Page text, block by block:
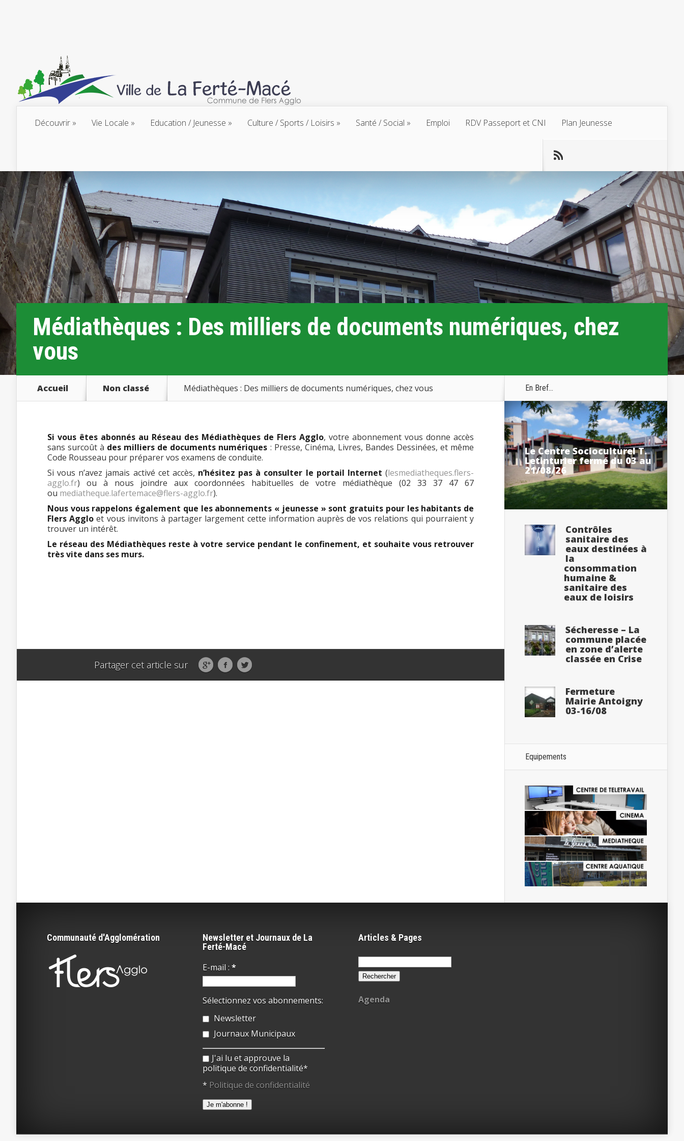
Découvrir Vie Locale Education / Jeunesse Culture / Sports / Loisirs Santé / Social Emploi RDV Passeport et CNI Plan Jeunesse
Médiathèques : Des milliers de documents numériques, chez
vous
Accueil Non classé Médiathèques : Des milliers de documents numériques, chez vous
Si vous êtes abonnés au Réseau des Médiathèques de Flers Agglo, votre abonnement vous donne accès
sans surcoût à des milliers de documents numériques : Presse, Cinéma, Livres, Bandes Dessinées, et même
Code Rousseau pour préparer vos examens de conduite.
Si vous n’avez jamais activé cet accès, n’hésitez pas à consulter le portail Internet (lesmediatheques.flers-
agglo.fr) ou à nous joindre aux coordonnées habituelles de votre médiathèque (02 33 37 47 67
ou mediatheque.lafertemace@flers-agglo.fr).
Nous vous rappelons également que les abonnements « jeunesse » sont gratuits pour les habitants de
Flers Agglo et vous invitons à partager largement cette information auprès de vos relations qui pourraient y
trouver un intérêt.
Le réseau des Médiathèques reste à votre service pendant le confinement, et souhaite vous retrouver
très vite dans ses murs.
Partager cet article sur
En Bref...
Le Centre Socioculturel T.
Letinturier fermé du 03 au
21/08/26
Contrôles
sanitaire des
eaux destinées à
la
consommation
humaine &
sanitaire des
eaux de loisirs
Sécheresse – La
commune placée
en zone d’alerte
classée en Crise
Fermeture
Mairie Antoigny
03-16/08
Equipements
Communauté d'Agglomération
Newsletter et Journaux de La
Ferté-Macé
E-mail : *
Sélectionnez vos abonnements:
Newsletter
Journaux Municipaux
J'ai lu et approuve la
politique de confidentialité*
* Politique de confidentialité
Articles & Pages
Rechercher :
Agenda